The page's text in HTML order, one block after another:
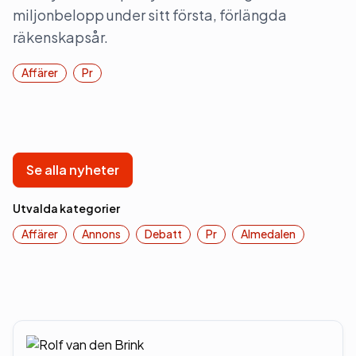
miljonbelopp under sitt första, förlängda
räkenskapsår.
Affärer Pr
Se alla nyheter
Utvalda kategorier
Affärer
Annons Debatt Pr Almedalen